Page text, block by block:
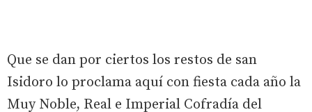
Que se dan por ciertos los restos de san
Isidoro lo proclama aquí con fiesta cada año la
Muy Noble, Real e Imperial Cofradía del